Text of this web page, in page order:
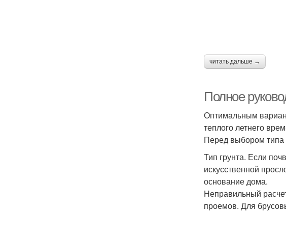
читать дальше →
Полное
Оптимальным
теплого летнего
Перед выбором типа
Тип грунта. Если
искусственной
основание дома.
Неправильный
проемов. Для